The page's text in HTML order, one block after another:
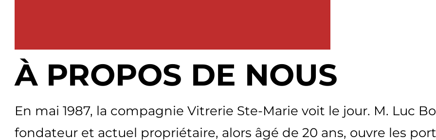
À PROPOS DE NOUS
En mai 1987, la compagnie Vitrerie Ste-Marie voit le jour. M. Luc
fondateur et actuel propriétaire, alors âgé de 20 ans, ouvre les